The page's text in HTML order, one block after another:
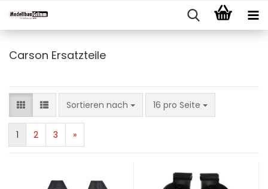
Carson Ersatzteile
Sortieren nach
Sortieren nach 16 pro Seite
pro Seite
1 2 3 »